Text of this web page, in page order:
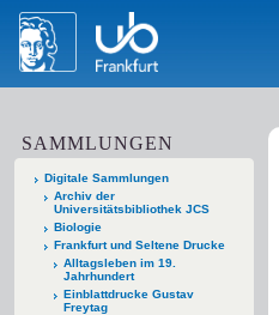
SAMMLUNGEN
Digitale Sammlungen
Archiv der
Universitätsbibliothek JCS
Biologie
Frankfurt und Seltene Drucke
Alltagsleben im 19.
Jahrhundert
Einblattdrucke Gustav
Freytag